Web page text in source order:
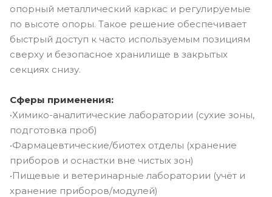
опорный металлический каркас и регулируемые
по высоте опоры. Такое решение обеспечивает
быстрый доступ к часто используемым позициям
сверху и безопасное хранилище в закрытых
секциях снизу.
Сферы применения:
•Химико-аналитические лаборатории (сухие зоны,
подготовка проб)
•Фармацевтические/биотех отделы (хранение
приборов и оснастки вне чистых зон)
•Пищевые и ветеринарные лаборатории (учёт и
хранение приборов/модулей)